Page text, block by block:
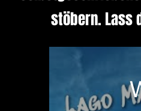
stöbern. Lass